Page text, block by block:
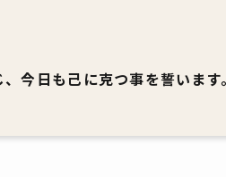
今日も己に克つ事を誓います。